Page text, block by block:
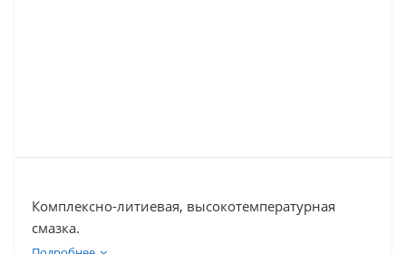
Комплексно-литиевая, высокотемпературная
смазка.